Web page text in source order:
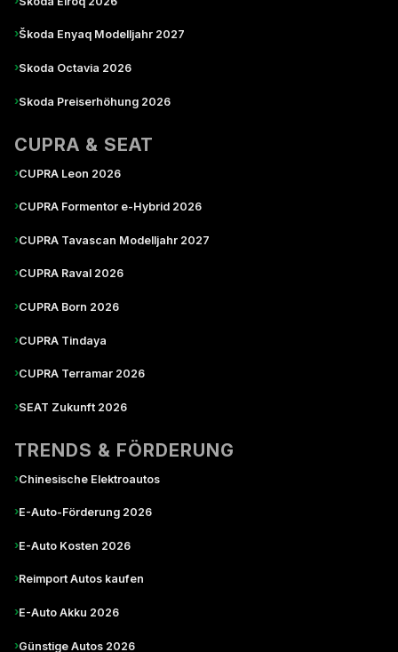
›Škoda Enyaq Modelljahr 2027
›Skoda Octavia 2026
›Skoda Preiserhöhung 2026
CUPRA & SEAT
›CUPRA Leon 2026
›CUPRA Formentor e-Hybrid 2026
›CUPRA Tavascan Modelljahr 2027
›CUPRA Raval 2026
›CUPRA Born 2026
›CUPRA Tindaya
›CUPRA Terramar 2026
›SEAT Zukunft 2026
TRENDS & FÖRDERUNG
›Chinesische Elektroautos
›E-Auto-Förderung 2026
›E-Auto Kosten 2026
›Reimport Autos kaufen
›E-Auto Akku 2026
›Günstige Autos 2026